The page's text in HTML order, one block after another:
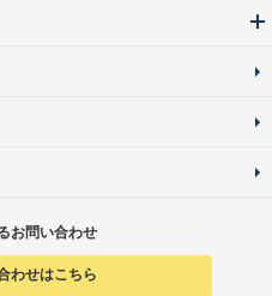
お問い合わせ
わせはこちら